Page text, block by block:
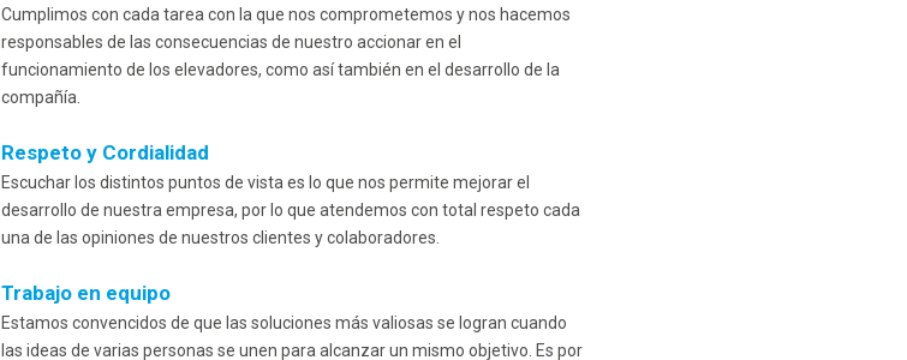
Cumplimos con cada tarea con la que nos comprometemos y nos hacemos
responsables de las consecuencias de nuestro accionar en el
funcionamiento de los elevadores, como así también en el desarrollo de la
compañía.
Respeto y Cordialidad
Escuchar los distintos puntos de vista es lo que nos permite mejorar el
desarrollo de nuestra empresa, por lo que atendemos con total respeto cada
una de las opiniones de nuestros clientes y colaboradores.
Trabajo en equipo
Estamos convencidos de que las soluciones más valiosas se logran cuando
las ideas de varias personas se unen para alcanzar un mismo objetivo. Es por